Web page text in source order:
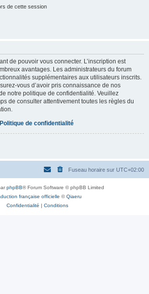
de cette session
de pouvoir vous connecter. L’inscription est
avantages. Les administrateurs du forum
supplémentaires aux utilisateurs inscrits.
vous d’avoir pris connaissance de nos
notre politique de confidentialité. Veuillez
de consulter attentivement toutes les règles du
Politique de confidentialité
Fuseau horaire sur UTC+02:00
phpBB® Forum Software © phpBB Limited
française officielle ©Qiaeru
Confidentialité | Conditions